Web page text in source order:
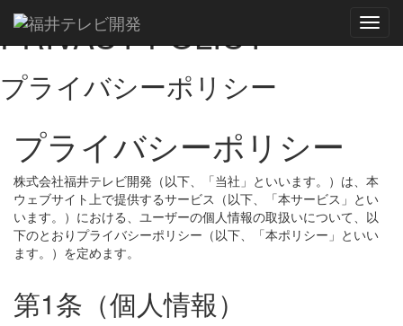
PRIVACY POLICY
プライバシーポリシー
プライバシーポリシー
株式会社福井テレビ開発（以下、「当社」といいます。）は、本
ウェブサイト上で提供するサービス（以下、「本サービス」とい
います。）における、ユーザーの個人情報の取扱いについて、以
下のとおりプライバシーポリシー（以下、「本ポリシー」といい
ます。）を定めます。
第1条（個人情報）